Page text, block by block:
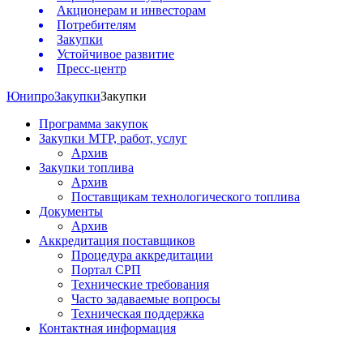
Акционерам и инвесторам
Потребителям
Закупки
Устойчивое развитие
Пресс-центр
ЮнипроЗакупкиЗакупки
Программа закупок
Закупки МТР, работ, услуг
Архив
Закупки топлива
Архив
Поставщикам технологического топлива
Документы
Архив
Аккредитация поставщиков
Процедура аккредитации
Портал СРП
Технические требования
Часто задаваемые вопросы
Техническая поддержка
Контактная информация